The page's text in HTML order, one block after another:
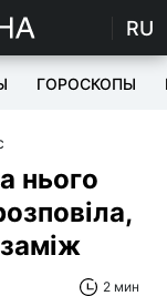
RU
ГОРОСКОПЫ
нього
2 мин